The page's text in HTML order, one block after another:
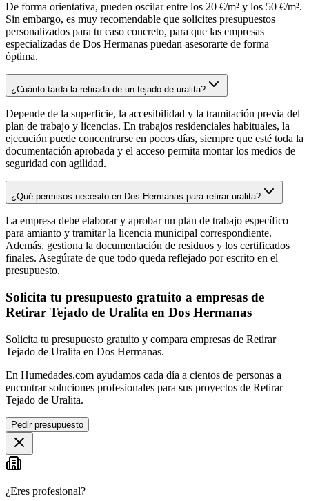
De forma orientativa, pueden oscilar entre los 20 €/m² y los 50 €/m².
Sin embargo, es muy recomendable que solicites presupuestos
personalizados para tu caso concreto, para que las empresas
especializadas de Dos Hermanas puedan asesorarte de forma
óptima.
¿Cuánto tarda la retirada de un tejado de uralita?
Depende de la superficie, la accesibilidad y la tramitación previa del
plan de trabajo y licencias. En trabajos residenciales habituales, la
ejecución puede concentrarse en pocos días, siempre que esté toda la
documentación aprobada y el acceso permita montar los medios de
seguridad con agilidad.
¿Qué permisos necesito en Dos Hermanas para retirar uralita?
La empresa debe elaborar y aprobar un plan de trabajo específico
para amianto y tramitar la licencia municipal correspondiente.
Además, gestiona la documentación de residuos y los certificados
finales. Asegúrate de que todo queda reflejado por escrito en el
presupuesto.
Solicita tu presupuesto gratuito a empresas de
Retirar Tejado de Uralita en Dos Hermanas
Solicita tu presupuesto gratuito y compara empresas de Retirar
Tejado de Uralita en Dos Hermanas.
En Humedades.com ayudamos cada día a cientos de personas a
encontrar soluciones profesionales para sus proyectos de Retirar
Tejado de Uralita.
Pedir presupuesto
¿Eres profesional?